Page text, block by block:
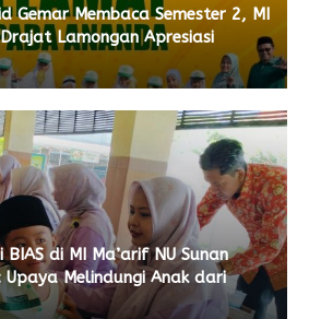
Gemar Membaca Semester 2, MI
Lamongan Apresiasi
di MI Ma’arif NU Sunan
Melindungi Anak dari